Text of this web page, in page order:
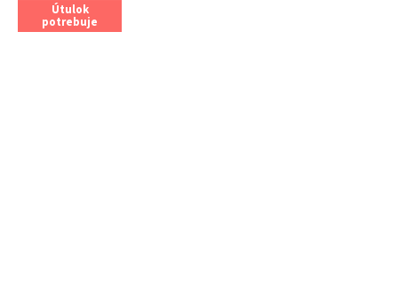
Útulok
potrebuje